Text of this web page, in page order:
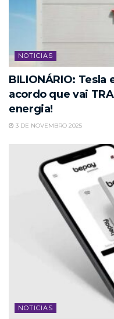
NOTICIAS
BILIONÁRIO: Tesla
acordo que vai
energia!
3 DE NOVEMBRO 2025
NOTICIAS